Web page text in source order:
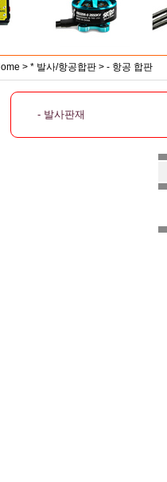
> * 발사/항공합판 > - 항공 합판
- 발사판재